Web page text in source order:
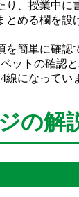
、授業中に
とめる欄を設
を簡単に確認
ットの確認
になってい
の解